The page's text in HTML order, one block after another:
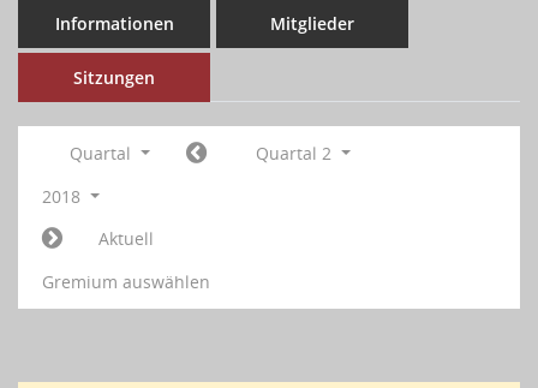
Informationen Mitglieder
Sitzungen
Quartal
Quartal 2
2018
Aktuell
Gremium auswählen